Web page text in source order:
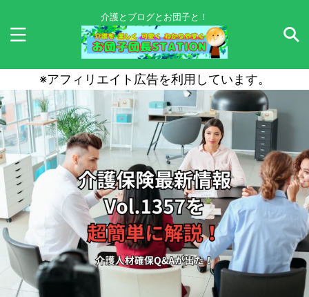
介護とブログとお団子と！
※アフィリエイト広告を利用しています。